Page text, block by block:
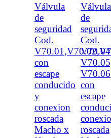
Válvula
de
seguridad
Cod.
con
escape
conducido
y
conexion
roscada
Macho x
Válvula
de
Cod.
V70.06
con
escape
roscada